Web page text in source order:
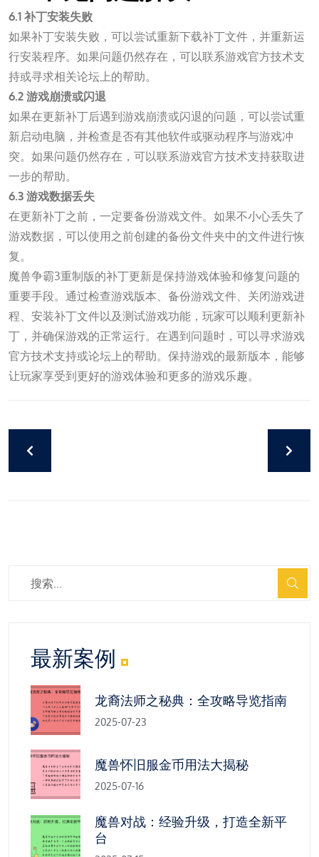
6.1 补丁安装失败
如果补丁安装失败，可以尝试重新下载补丁文件，并重新运
行安装程序。如果问题仍然存在，可以联系游戏官方技术支
持或寻求相关论坛上的帮助。
6.2 游戏崩溃或闪退
如果在更新补丁后遇到游戏崩溃或闪退的问题，可以尝试重
新启动电脑，并检查是否有其他软件或驱动程序与游戏冲
突。如果问题仍然存在，可以联系游戏官方技术支持获取进
一步的帮助。
6.3 游戏数据丢失
在更新补丁之前，一定要备份游戏文件。如果不小心丢失了
游戏数据，可以使用之前创建的备份文件夹中的文件进行恢
复。
魔兽争霸3重制版的补丁更新是保持游戏体验和修复问题的
重要手段。通过检查游戏版本、备份游戏文件、关闭游戏进
程、安装补丁文件以及测试游戏功能，玩家可以顺利更新补
丁，并确保游戏的正常运行。在遇到问题时，可以寻求游戏
官方技术支持或论坛上的帮助。保持游戏的最新版本，能够
让玩家享受到更好的游戏体验和更多的游戏乐趣。
最新案例
龙裔法师之秘典：全攻略导览指南
2025-07-23
魔兽怀旧服金币用法大揭秘
2025-07-16
魔兽对战：经验升级，打造全新平
台